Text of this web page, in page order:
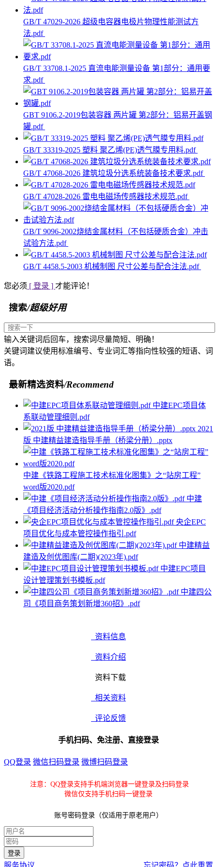
GB/T 47029-2026 超级电容器电极片物理性能测试方
法.pdf
GB/T 33708.1-2025 直流电能测量设备 第1部分：通用要
求.pdf
GBT 9106.2-2019包装容器 两片罐 第2部分：铝易开盖钢
罐.pdf
GB/T 33319-2025 塑料 聚乙烯(PE)透气膜专用料.pdf
GB/T 47068-2026 建筑垃圾分选系统装备技术要求.pdf
GB/T 47028-2026 雷电电磁场传感器技术规范.pdf
GB/T 9096-2002烧结金属材料（不包括硬质合金）冲击
试验方法.pdf
GB/T 4458.5-2003 机械制图 尺寸公差与配合注法.pdf
您必须 [ 登录 ] 才能评论！
搜索/超级好用
输入关键词后回车，搜索词尽量简短、明确！
关键词建议使用标准编号、专业词汇等指向性较强的短语、词
语。
最新精选资料/Recommend
中建EPC项目体
系联动管理细则.pdf
2021
版 中建精益建造指导手册（桥梁分册）.pptx
中建《铁路工程施工技术标准化图集》之“站房工程”
word版2020.pdf
中建
《项目经济活动分析操作指南2.0版》.pdf
央企EPC
项目优化与成本管控操作指引.pdf
中建精益
建造及创优图库(二期)(2023年).pdf
中建EPC项目
设计管理策划书模板.pdf
中建四公
司《项目商务策划新增360招》.pdf
资料信息
资料介绍
资料下载
相关资料
评论反馈
手机扫码、免注册、直接登录
QQ登录 微信扫码登录 微博扫码登录
注意：QQ登录支持手机端浏览器一键登录及扫码登录
微信仅支持手机扫码一键登录
账号密码登录（仅适用于原老用户）